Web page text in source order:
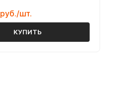
руб./шт.
КУПИТЬ